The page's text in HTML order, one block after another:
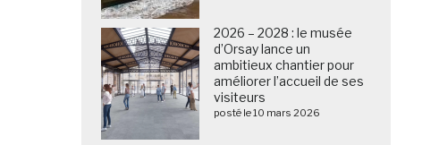
2026 – 2028 : le musée
d’Orsay lance un
ambitieux chantier pour
améliorer l’accueil de ses
visiteurs
posté le 10 mars 2026